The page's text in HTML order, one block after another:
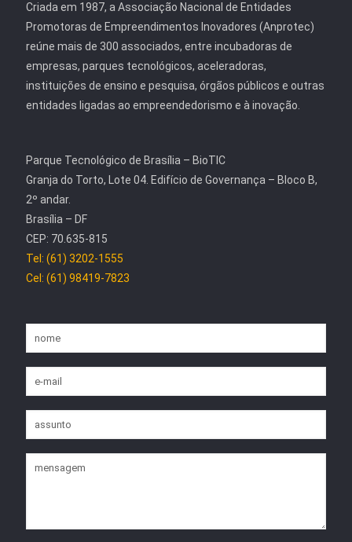
Criada em 1987, a Associação Nacional de Entidades
Promotoras de Empreendimentos Inovadores (Anprotec)
reúne mais de 300 associados, entre incubadoras de
empresas, parques tecnológicos, aceleradoras,
instituições de ensino e pesquisa, órgãos públicos e outras
entidades ligadas ao empreendedorismo e à inovação.
Parque Tecnológico de Brasília – BioTIC
Granja do Torto, Lote 04. Edifício de Governança – Bloco B,
2º andar.
Brasília – DF
CEP: 70.635-815
Tel: (61) 3202-1555
Cel: (61) 98419-7823